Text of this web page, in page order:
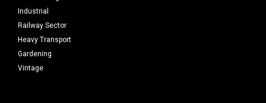
Industrial
Railway Sector
Heavy Transport
Gardening
Vintage